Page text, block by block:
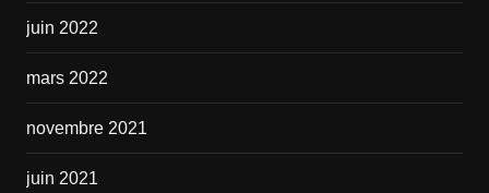
juin 2022
mars 2022
novembre 2021
juin 2021